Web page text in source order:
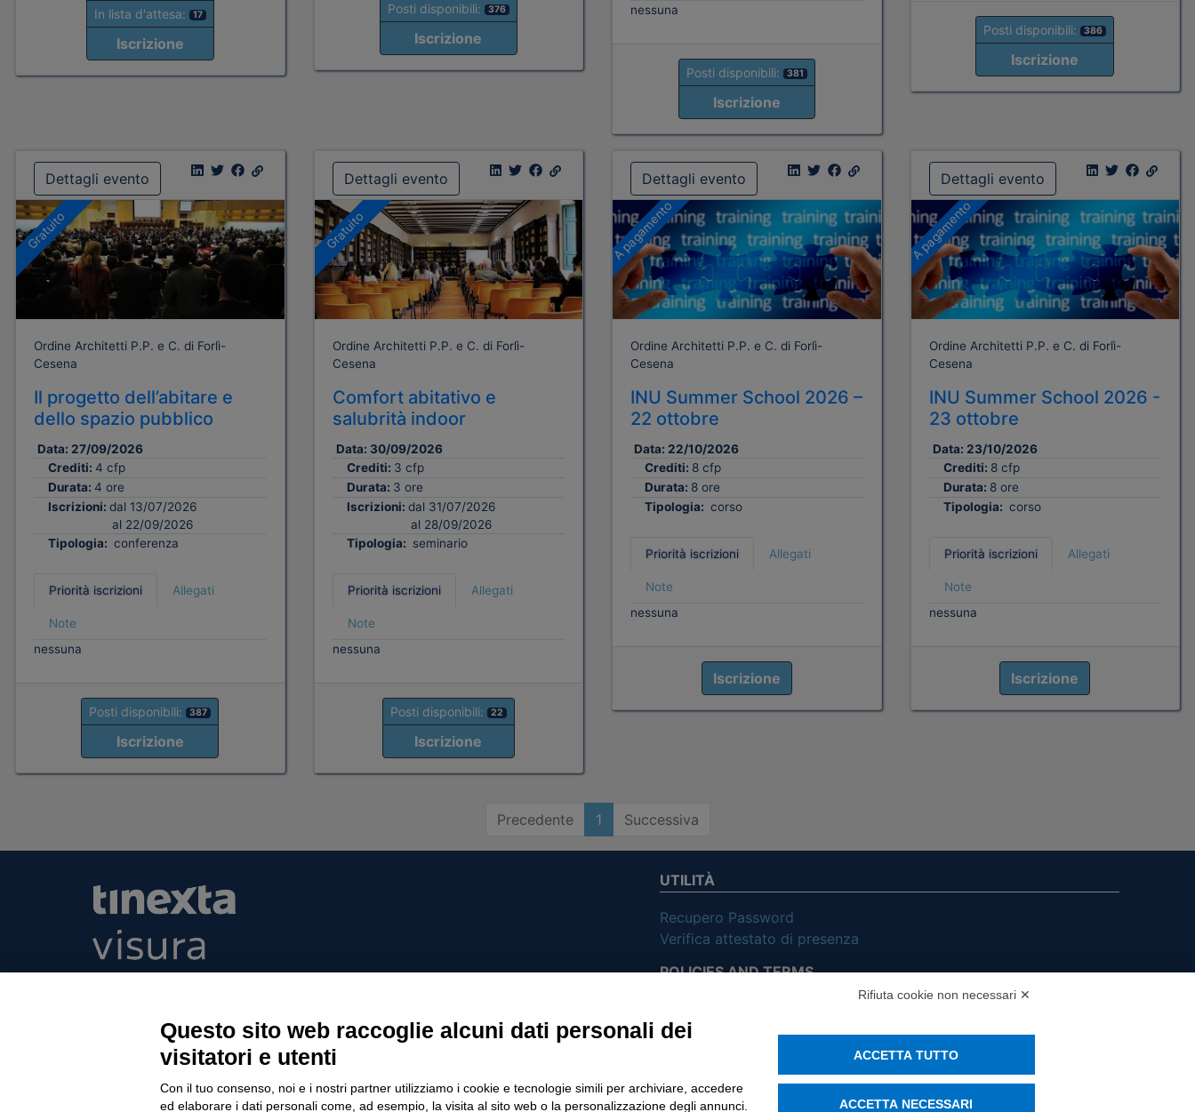
In lista d'attesa: 17
Iscrizione
Posti disponibili: 376
Iscrizione
nessuna
Posti disponibili: 381
Iscrizione
Posti disponibili: 386
Iscrizione
Dettagli evento
Gratuito
Ordine Architetti P.P. e C. di Forlì-
Cesena
Il progetto dell’abitare e
dello spazio pubblico
Data: 27/09/2026
Crediti: 4 cfp
Durata: 4 ore
Iscrizioni: dal 13/07/2026
al 22/09/2026
Tipologia: conferenza
Priorità iscrizioni Allegati
Note
nessuna
Posti disponibili: 387
Iscrizione
Dettagli evento
Gratuito
Ordine Architetti P.P. e C. di Forlì-
Cesena
Comfort abitativo e
salubrità indoor
Data: 30/09/2026
Crediti: 3 cfp
Durata: 3 ore
Iscrizioni: dal 31/07/2026
al 28/09/2026
Tipologia: seminario
Priorità iscrizioni Allegati
Note
nessuna
Posti disponibili: 22
Iscrizione
Dettagli evento
A pagamento
Ordine Architetti P.P. e C. di Forlì-
Cesena
INU Summer School 2026 –
22 ottobre
Data: 22/10/2026
Crediti: 8 cfp
Durata: 8 ore
Tipologia: corso
Priorità iscrizioni Allegati
Note
nessuna
Iscrizione
Dettagli evento
A pagamento
Ordine Architetti P.P. e C. di Forlì-
Cesena
INU Summer School 2026 -
23 ottobre
Data: 23/10/2026
Crediti: 8 cfp
Durata: 8 ore
Tipologia: corso
Priorità iscrizioni Allegati
Note
nessuna
Iscrizione
Precedente 1 Successiva
Società soggetta alla direzione e coordinamento di Tinexta SpA
P.IVA 05338771008 REA n. 877679
UTILITÀ
Recupero Password
Verifica attestato di presenza
POLICIES AND TERMS
Rifiuta cookie non necessari ✕
Questo sito web raccoglie alcuni dati personali dei
visitatori e utenti
Con il tuo consenso, noi e i nostri partner utilizziamo i cookie e tecnologie simili per archiviare, accedere
ed elaborare i dati personali come, ad esempio, la visita al sito web o la personalizzazione degli annunci.
ACCETTA TUTTO
ACCETTA NECESSARI